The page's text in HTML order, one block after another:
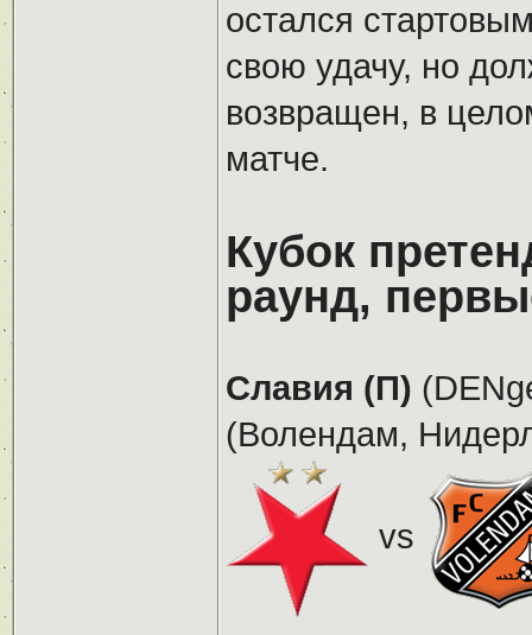
остался
свою удачу, но
возвращен, в
матче.
Кубок
раунд,
Славия (П)
(Волендам,
vs